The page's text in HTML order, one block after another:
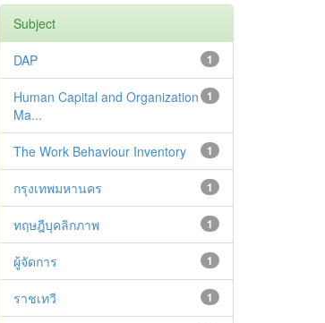
Subject
1
DAP
1
Human Capital and Organization
Ma...
1
The Work Behaviour Inventory
1
กรุงเทพมหานคร
1
ทฤษฎีบุคลิกภาพ
1
ผู้จัดการ
1
ราชเทวี